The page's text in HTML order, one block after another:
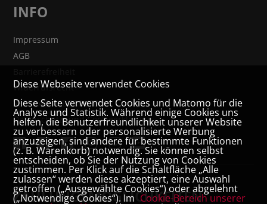
INFO
Impressum
AGB
Widerrufsrecht
VERTRAG WIDERRUFEN
Datenschutz- und Cookieerklärung
ZAHLUNGSMÖGLICHKEITEN
Diese Webseite verwendet Cookies
Diese Seite verwendet Cookies und Matomo für die
Analyse und Statistik. Während einige Cookies uns
helfen, die Benutzerfreundlichkeit unserer Website
zu verbessern oder personalisierte Werbung
anzuzeigen, sind andere für bestimmte Funktionen
(z. B. Warenkorb) notwendig. Sie können selbst
entscheiden, ob Sie der Nutzung von Cookies
zustimmen. Per Klick auf die Schaltfläche „Alle
zulassen“ werden diese akzeptiert, eine Auswahl
getroffen („Ausgewählte Cookies“) oder abgelehnt
(„Notwendige Cookies“). Im Cookie-Bereich unserer